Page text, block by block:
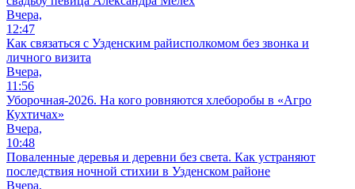
Вчера,
12:47
Как связаться с Узденским райисполкомом без звонка и
личного визита
Вчера,
11:56
Уборочная-2026. На кого ровняются хлеборобы в «Агро
Кухтичах»
Вчера,
10:48
Поваленные деревья и деревни без света. Как устраняют
последствия ночной стихии в Узденском районе
Вчера,